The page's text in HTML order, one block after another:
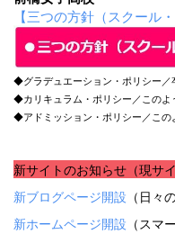
【三つの方針（スクール
◆グラデュエーション・ポリシー／
◆カリキュラム・ポリシー／このよ
◆アドミッション・ポリシー／この
新サイトのお知らせ（現サ
新ブログページ開設 （日々
新ホームページ開設 （スマ